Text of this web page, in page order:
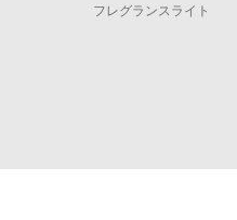
フレグランスライト